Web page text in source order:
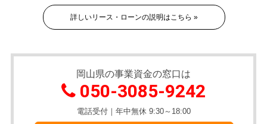
詳しいリース・ローンの説明はこちら »
岡山県の事業資金の窓口は
050-3085-9242
電話受付｜年中無休 9:30～18:00